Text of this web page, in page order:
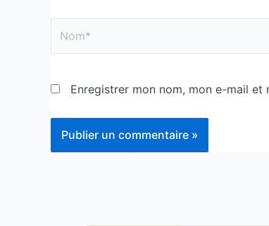
Enregistrer mon nom, mon e-mail